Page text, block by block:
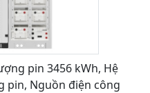
pin 3456 kWh, Hệ
Nguồn điện công